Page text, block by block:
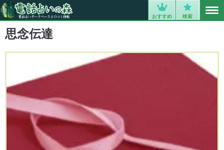
おすすめ 検索
思念伝達